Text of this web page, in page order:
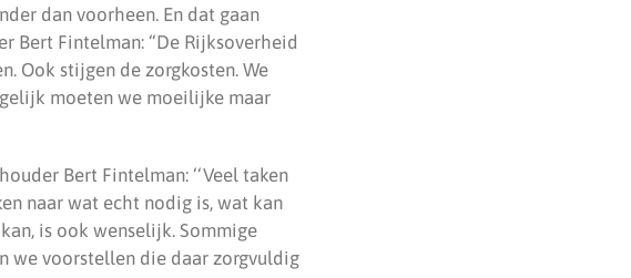
dan voorheen. En dat gaan
Bert Fintelman: “De Rijksoverheid
Ook stijgen de zorgkosten. We
moeten we moeilijke maar
Bert Fintelman: ‘‘Veel taken
naar wat echt nodig is, wat kan
is ook wenselijk. Sommige
we voorstellen die daar zorgvuldig